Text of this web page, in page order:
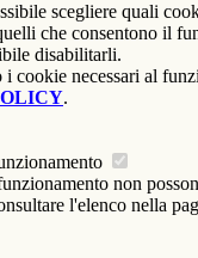
scegliere quali
che consentono il
disabilitarli.
i cookie necessari al
.
non
l'elenco nella